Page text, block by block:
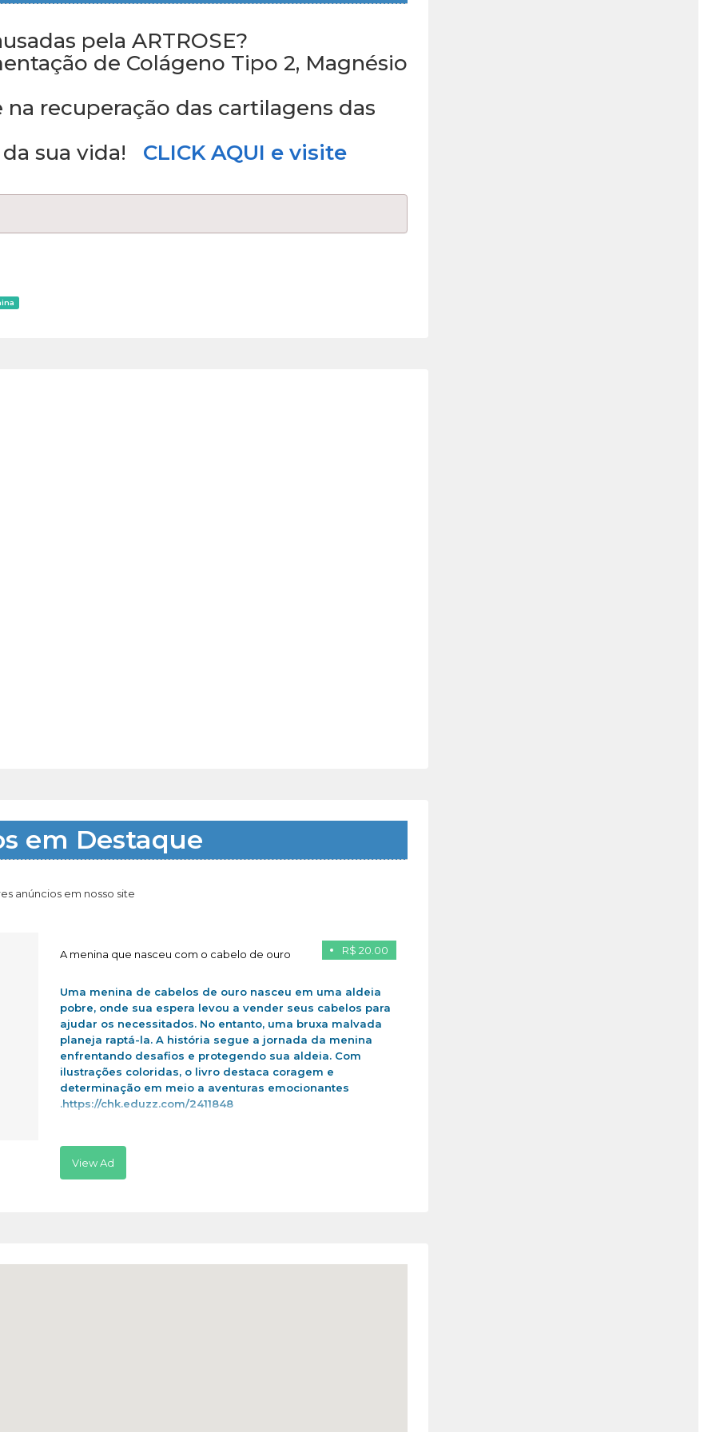
pela ARTROSE?
de Colágeno Tipo 2, Magnésio
recuperação das cartilagens das
sua vida! CLICK AQUI e visite
em Destaque
anúncios em nosso site
R$ 20.00
A menina que nasceu com o cabelo de ouro
Uma menina de cabelos de ouro nasceu em uma aldeia
pobre, onde sua espera levou a vender seus cabelos para
ajudar os necessitados. No entanto, uma bruxa malvada
planeja raptá-la. A história segue a jornada da menina
enfrentando desafios e protegendo sua aldeia. Com
ilustrações coloridas, o livro destaca coragem e
determinação em meio a aventuras emocionantes
.https://chk.eduzz.com/2411848
View Ad